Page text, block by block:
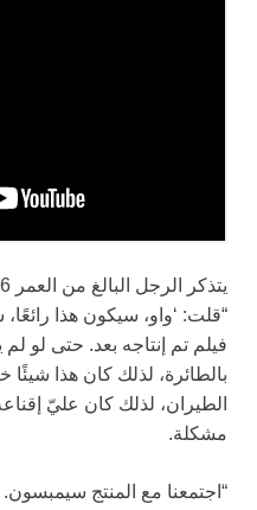
“قلت: ‘واو، سيكون هذا
فيلم تم إنتاجه بعد. حتى لو
بالطائرة، لذلك كان هذا
الطيران، لذلك كان عليّ
مشكلة.
“اجتمعنا مع المنتج